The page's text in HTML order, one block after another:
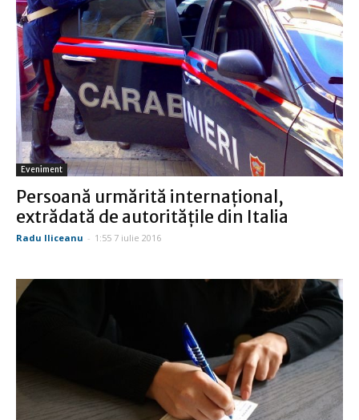
Eveniment
Persoană urmărită internaţional,
extrădată de autorităţile din Italia
Radu Iliceanu - 1:55 7 iulie 2016